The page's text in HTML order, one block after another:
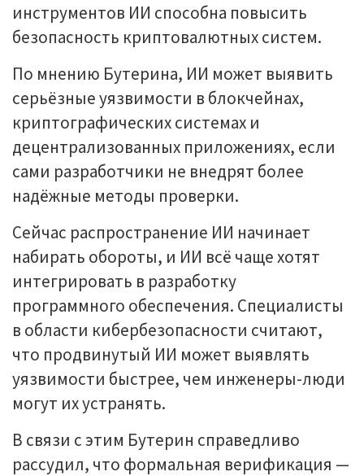
инструментов ИИ способна повысить
безопасность криптовалютных систем.
По мнению Бутерина, ИИ может выявить
серьёзные уязвимости в блокчейнах,
криптографических системах и
децентрализованных приложениях, если
сами разработчики не внедрят более
надёжные методы проверки.
Сейчас распространение ИИ начинает
набирать обороты, и ИИ всё чаще хотят
интегрировать в разработку
программного обеспечения. Специалисты
в области кибербезопасности считают,
что продвинутый ИИ может выявлять
уязвимости быстрее, чем инженеры-люди
могут их устранять.
В связи с этим Бутерин справедливо
рассудил, что формальная верификация —